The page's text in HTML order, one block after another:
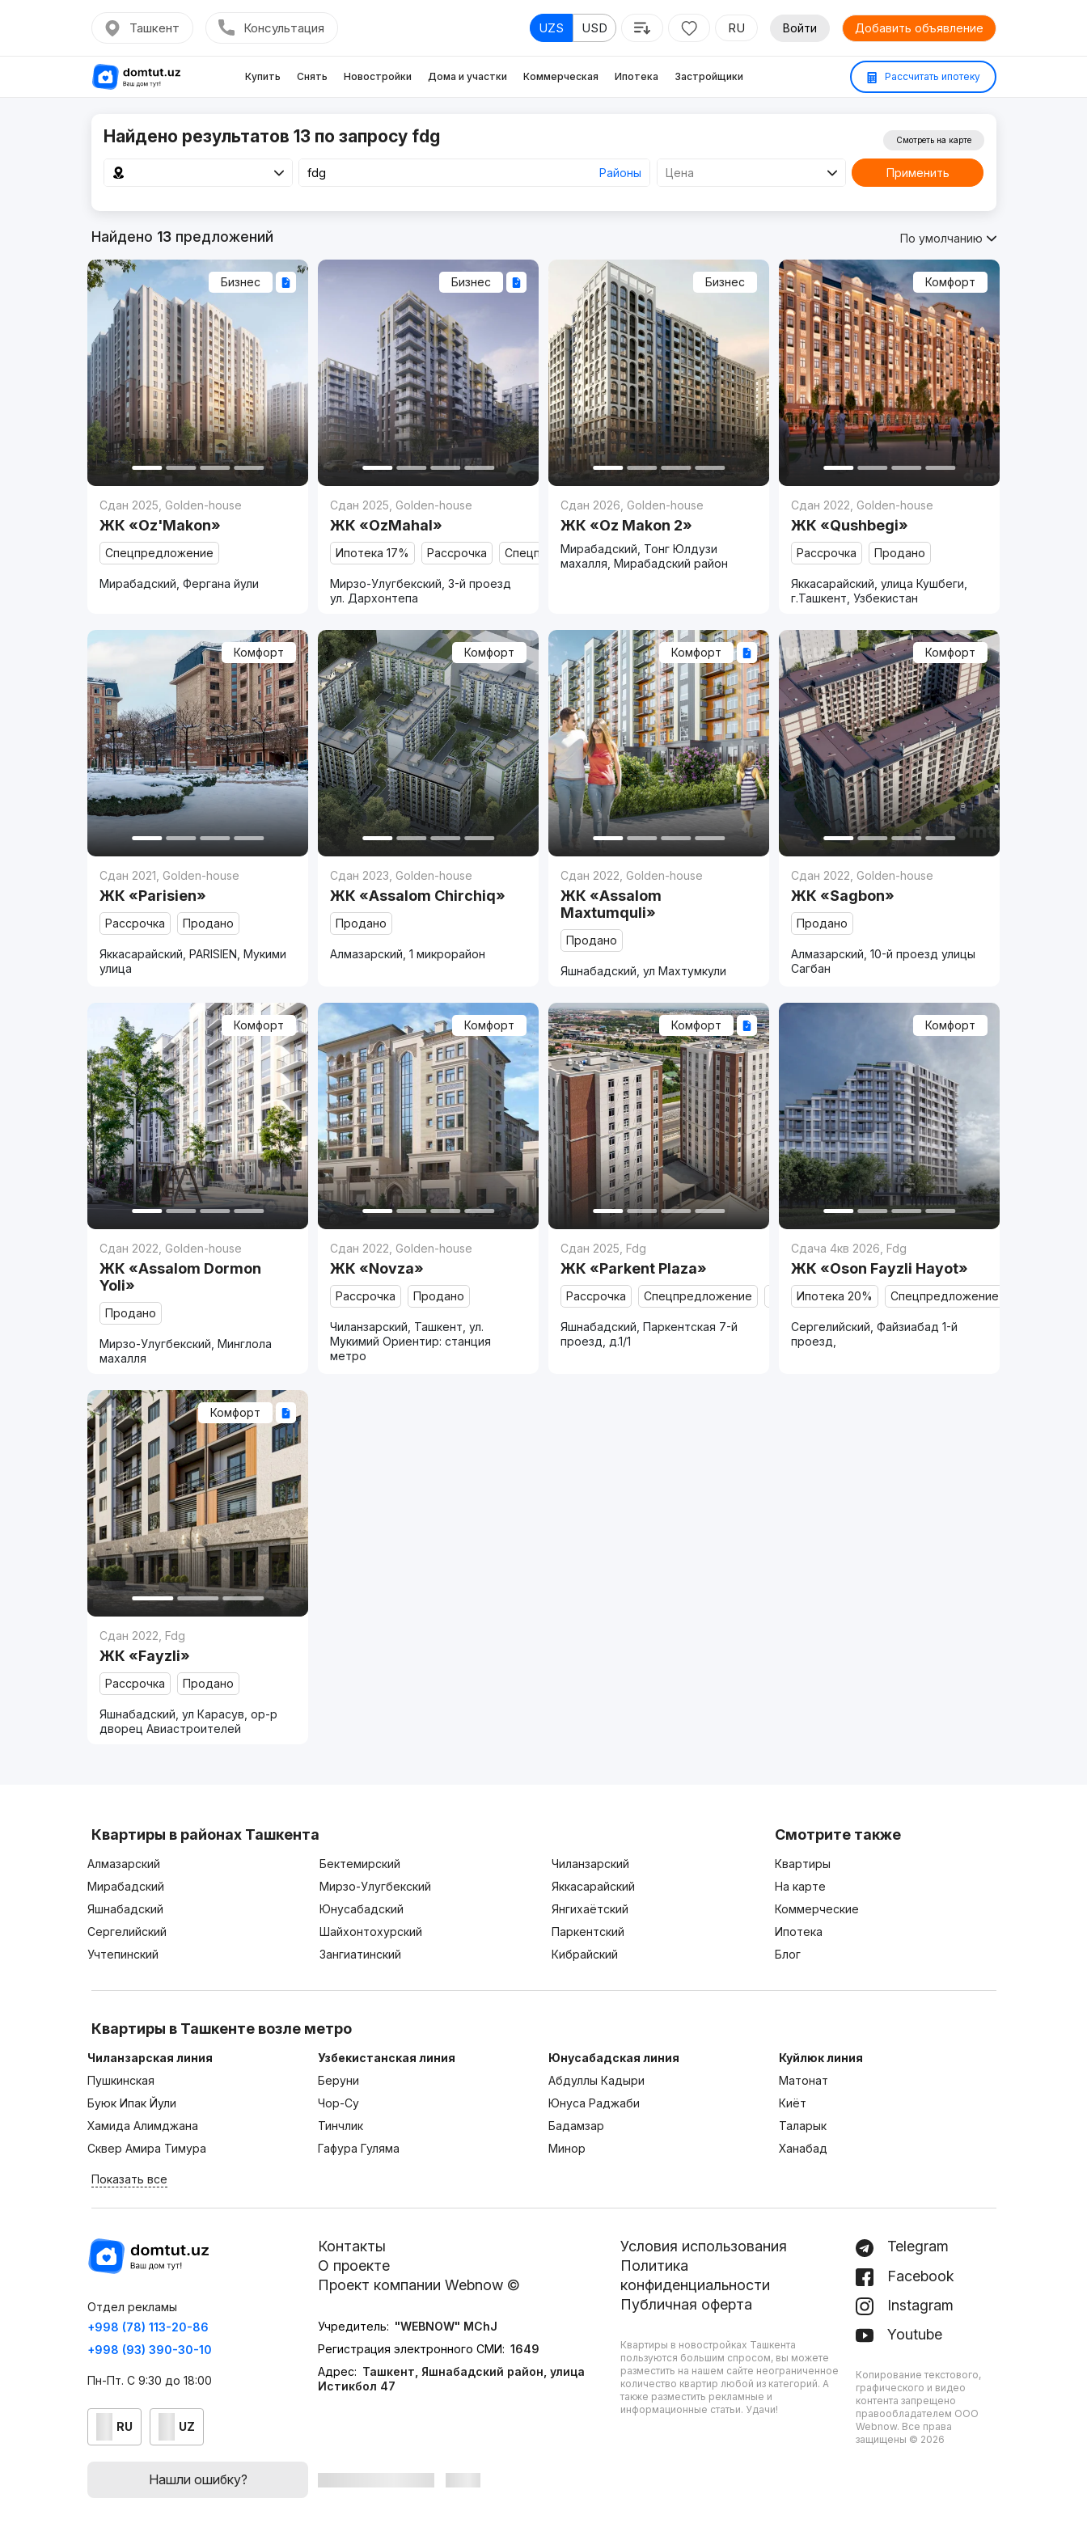
Ташкент Консультация UZS USD RU Войти Добавить объявление
Купить Снять Новостройки Дома и участки Коммерческая Ипотека Застройщики Рассчитать ипотеку
Найдено результатов 13 по запросу fdg
Районы Цена
Смотреть на карте
Применить
Найдено 13предложений По умолчанию
Бизнес
Сдан 2025 Golden-house
ЖК «Oz'Makon»
Спецпредложение
Мирабадский, Фергана йули
Бизнес
Сдан 2025 Golden-house
ЖК «OzMahal»
Ипотека 17% Рассрочка Спецпредложение
Мирзо-Улугбекский, 3-й проезд
ул. Дархонтепа
Бизнес
Сдан 2026 Golden-house
ЖК «Oz Makon 2»
Мирабадский, Тонг Юлдузи
махалля, Мирабадский район
Комфорт
Сдан 2022 Golden-house
ЖК «Qushbegi»
Рассрочка Продано
Яккасарайский, улица Кушбеги,
г.Ташкент, Узбекистан
Комфорт
Сдан 2021 Golden-house
ЖК «Parisien»
Рассрочка Продано
Яккасарайский, PARISIEN, Мукими
улица
Комфорт
Сдан 2023 Golden-house
ЖК «Assalom Chirchiq»
Продано
Алмазарский, 1 микрорайон
Комфорт
Сдан 2022 Golden-house
ЖК «Assalom
Maxtumquli»
Продано
Яшнабадский, ул Махтумкули
Комфорт
Сдан 2022 Golden-house
ЖК «Sagbon»
Продано
Алмазарский, 10-й проезд улицы
Сагбан
Комфорт
Сдан 2022 Golden-house
ЖК «Assalom Dormon
Yoli»
Продано
Мирзо-Улугбекский, Минглола
махалля
Комфорт
Сдан 2022 Golden-house
ЖК «Novza»
Рассрочка Продано
Чиланзарский, Ташкент, ул.
Мукимий Ориентир: станция
метро
Комфорт
Сдан 2025 Fdg
ЖК «Parkent Plaza»
Рассрочка Спецпредложение Продано
Яшнабадский, Паркентская 7-й
проезд, д.1/1
Комфорт
Сдача 4кв 2026 Fdg
ЖК «Oson Fayzli Hayot»
Ипотека 20% Спецпредложение
Сергелийский, Файзиабад 1-й
проезд,
Комфорт
Сдан 2022 Fdg
ЖК «Fayzli»
Рассрочка Продано
Яшнабадский, ул Карасув, ор-р
дворец Авиастроителей
Квартиры в районах Ташкента
Алмазарский Бектемирский
Чиланзарский
Мирабадский
Мирзо-Улугбекский
Яккасарайский
Яшнабадский
Юнусабадский
Янгихаётский
Сергелийский
Шайхонтохурский
Паркентский
Учтепинский
Зангиатинский Кибрайский
Смотрите также
Квартиры
На карте
Коммерческие
Ипотека
Блог
Квартиры в Ташкенте возле метро
Чиланзарская линия
Пушкинская
Буюк Ипак Йули
Хамида Алимджана
Сквер Амира Тимура
Узбекистанская линия
Беруни
Чор-Су
Тинчлик
Гафура Гуляма
Юнусабадская линия
Абдуллы Кадыри
Юнуса Раджаби
Бадамзар
Минор
Куйлюк линия
Матонат
Киёт
Таларык
Ханабад
Показать все
Отдел рекламы
+998 (78) 113-20-86
+998 (93) 390-30-10
Пн-Пт. С 9:30 до 18:00
RU UZ
Контакты
О проекте
Проект компании Webnow ©
Учредитель: "WEBNOW" MChJ
Регистрация электронного СМИ: 1649
Адрес: Ташкент, Яшнабадский район, улица
Истикбол 47
Условия использования
Политика
конфиденциальности
Публичная оферта
Квартиры в новостройках Ташкента
пользуются большим спросом, вы можете
разместить на нашем сайте неограниченное
количество квартир любой из категорий. А
также разместить рекламные и
информационные статьи. Удачи!
Telegram
Facebook
Instagram
Youtube
Копирование текстового,
графического и видео
контента запрещено
правообладателем ООО
Webnow. Все права
защищены © 2026
Нашли ошибку?